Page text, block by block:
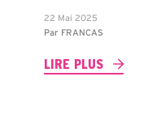
22 Mai 2025
Par FRANCAS
LIRE PLUS